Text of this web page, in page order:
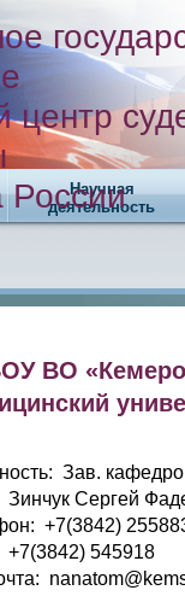
центр
России
Научная
деятельность
ВО
Зав.
Сергей
+7(3842)
+7(3842) 545918